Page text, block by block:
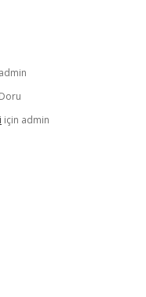
admin
Doru
için admin